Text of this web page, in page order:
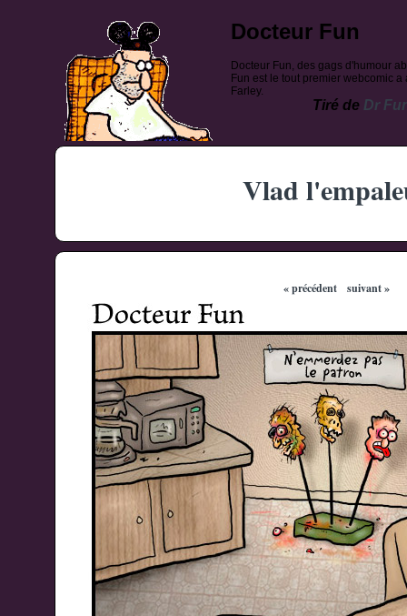
Docteur Fun
Docteur Fun, des gags d'humour
Fun est le tout premier webcomic
Farley.
Tiré de Dr
Vlad
« précédent suivant »